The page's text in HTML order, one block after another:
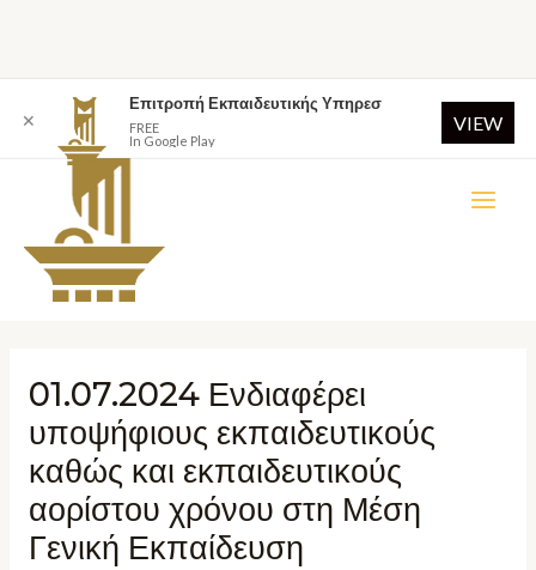
01.07.2024 Ενδιαφέρει
υποψήφιους εκπαιδευτικούς
καθώς και εκπαιδευτικούς
αορίστου χρόνου στη Μέση
Γενική Εκπαίδευση
✕
Επιτροπή Εκπαιδευτικής Υπηρεσ
FREE
In Google Play
VIEW